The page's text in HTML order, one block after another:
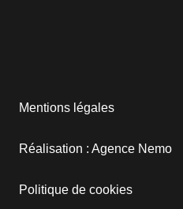
Mentions légales
Réalisation : Agence Nemo
Politique de cookies